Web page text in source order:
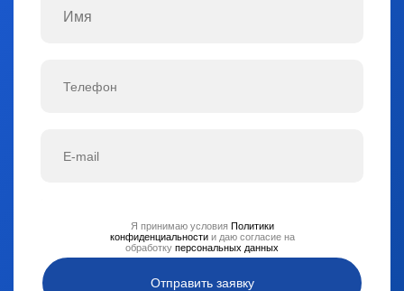
Отправить заявку
Я принимаю условия Политики
конфиденциальностии даю согласие на
обработку персональных данных